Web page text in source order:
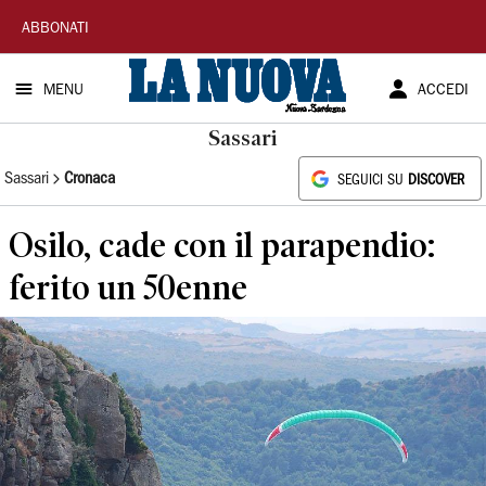
La
Nuova
Sardegna
ABBONATI
MENU ACCEDI
Sassari
Sassari Cronaca SEGUICI SU DISCOVER
Osilo, cade con il parapendio:
ferito un 50enne